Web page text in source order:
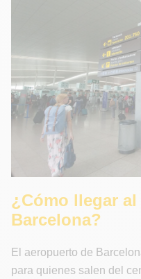
¿Cómo llegar
Barcelona?
El aeropuerto de
para quienes salen del